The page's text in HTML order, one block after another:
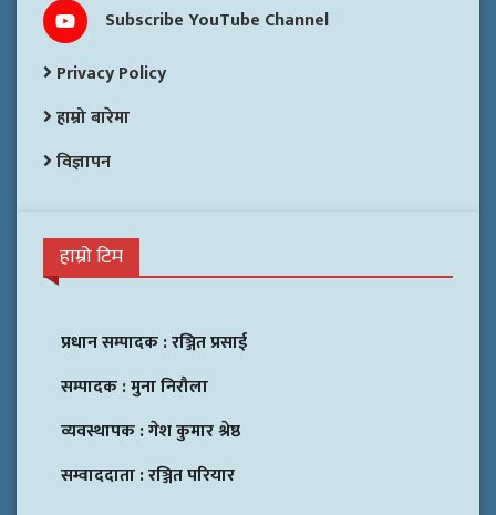
Subscribe YouTube Channel
Privacy Policy
हाम्रो बारेमा
विज्ञापन
हाम्रो टिम
प्रधान सम्पादक :रञ्जित प्रसाई
सम्पादक :मुना निरौला
व्यवस्थापक :गेश कुमार श्रेष्ठ
सम्वाददाता :रञ्जित परियार